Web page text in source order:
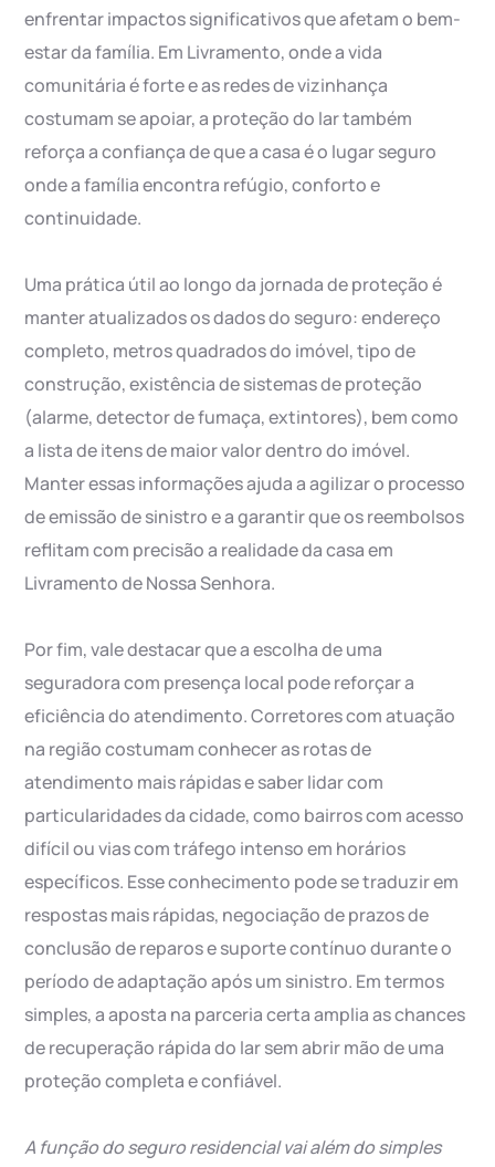
enfrentar impactos significativos que afetam o bem-
estar da família. Em Livramento, onde a vida
comunitária é forte e as redes de vizinhança
costumam se apoiar, a proteção do lar também
reforça a confiança de que a casa é o lugar seguro
onde a família encontra refúgio, conforto e
continuidade.
Uma prática útil ao longo da jornada de proteção é
manter atualizados os dados do seguro: endereço
completo, metros quadrados do imóvel, tipo de
construção, existência de sistemas de proteção
(alarme, detector de fumaça, extintores), bem como
a lista de itens de maior valor dentro do imóvel.
Manter essas informações ajuda a agilizar o processo
de emissão de sinistro e a garantir que os reembolsos
reflitam com precisão a realidade da casa em
Livramento de Nossa Senhora.
Por fim, vale destacar que a escolha de uma
seguradora com presença local pode reforçar a
eficiência do atendimento. Corretores com atuação
na região costumam conhecer as rotas de
atendimento mais rápidas e saber lidar com
particularidades da cidade, como bairros com acesso
difícil ou vias com tráfego intenso em horários
específicos. Esse conhecimento pode se traduzir em
respostas mais rápidas, negociação de prazos de
conclusão de reparos e suporte contínuo durante o
período de adaptação após um sinistro. Em termos
simples, a aposta na parceria certa amplia as chances
de recuperação rápida do lar sem abrir mão de uma
proteção completa e confiável.
A função do seguro residencial vai além do simples